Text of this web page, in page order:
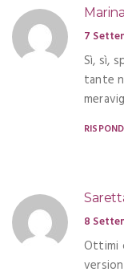
7
Sì, sì,
tante
8
Ottimi